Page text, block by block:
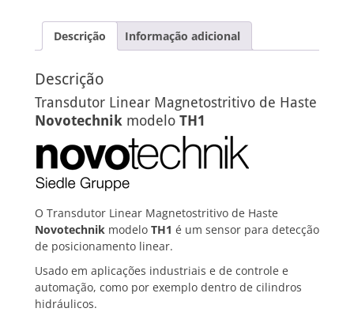
Descrição Informação adicional
Descrição
Transdutor Linear Magnetostritivo de Haste
Novotechnik modelo TH1
O Transdutor Linear Magnetostritivo de Haste
Novotechnik modelo TH1 é um sensor para detecção
de posicionamento linear.
Usado em aplicações industriais e de controle e
automação, como por exemplo dentro de cilindros
hidráulicos.